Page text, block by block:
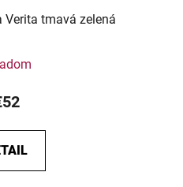
Verita tmavá zelená